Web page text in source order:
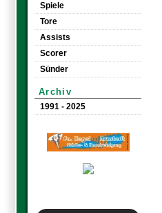
Spiele
Tore
Assists
Scorer
Sünder
Archiv
1991 - 2025